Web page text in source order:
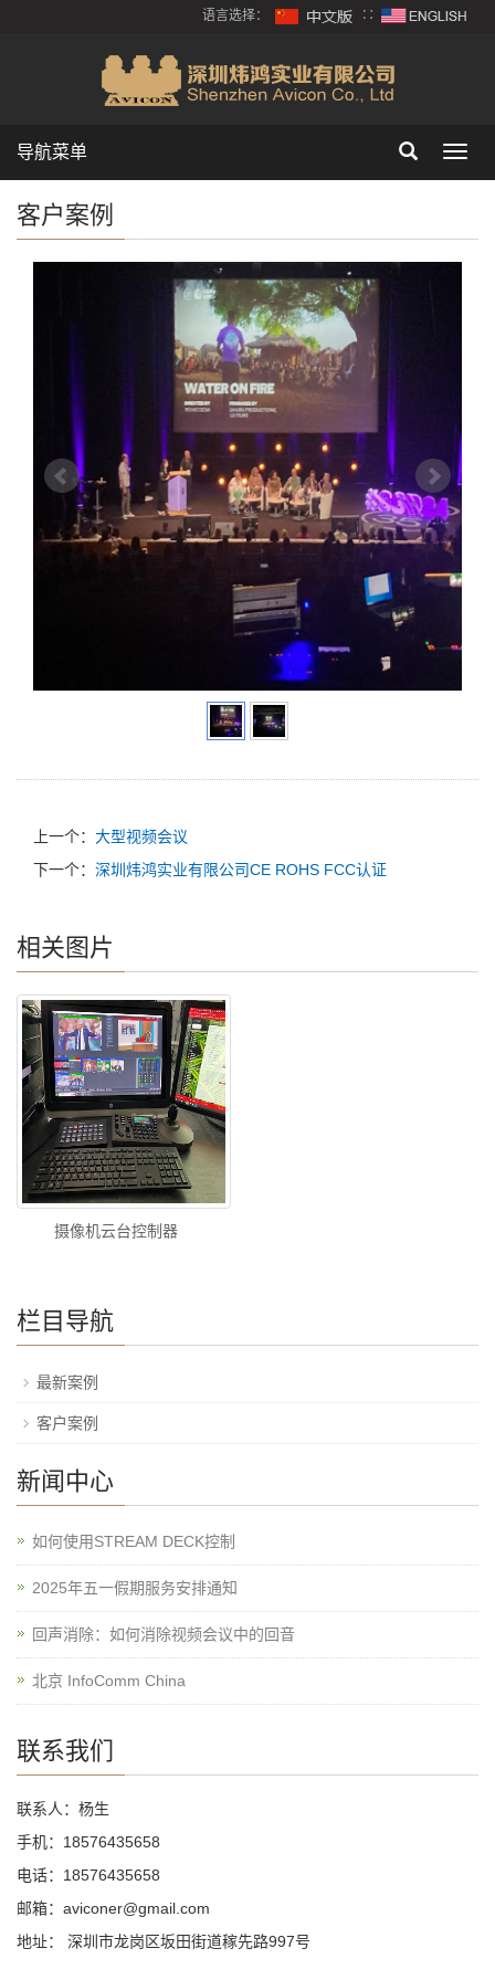
语言选择： ∷
导航菜单
客户案例
上一个： 大型视频会议
下一个： 深圳炜鸿实业有限公司CE ROHS FCC认证
相关图片
摄像机云台控制器
栏目导航
最新案例
客户案例
新闻中心
如何使用STREAM DECK控制
2025年五一假期服务安排通知
回声消除：如何消除视频会议中的回音
北京 InfoComm China
联系我们
联系人：杨生
手机：18576435658
电话：18576435658
邮箱：aviconer@gmail.com
地址： 深圳市龙岗区坂田街道稼先路997号